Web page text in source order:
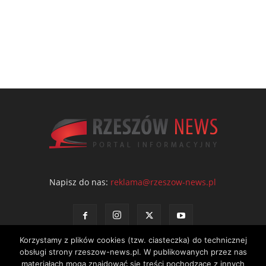
Napisz do nas: reklama@rzeszow-news.pl
Korzystamy z plików cookies (tzw. ciasteczka) do technicznej
obsługi strony rzeszow-news.pl. W publikowanych przez nas
materiałach mogą znajdować się treści pochodzące z innych